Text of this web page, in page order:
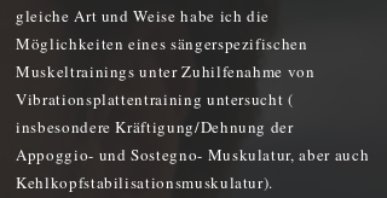
gleiche Art und Weise habe ich die
Möglichkeiten eines sängerspezifischen
Muskeltrainings unter Zuhilfenahme von
Vibrationsplattentraining untersucht (
insbesondere Kräftigung/Dehnung der
Appoggio- und Sostegno- Muskulatur, aber auch
Kehlkopfstabilisationsmuskulatur).